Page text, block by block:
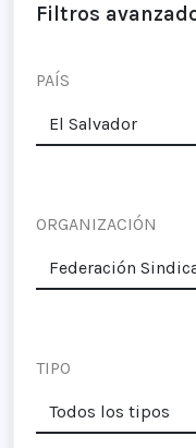
Filtros
PAÍS
ORGANIZACIÓN
TIPO